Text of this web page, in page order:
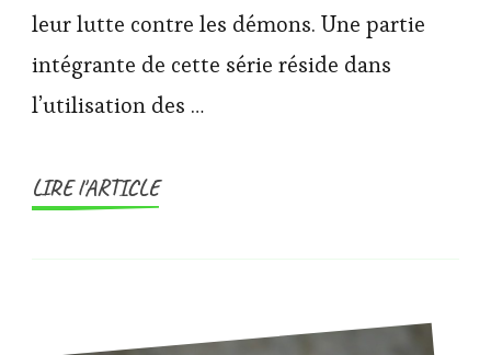
leur lutte contre les démons. Une partie
intégrante de cette série réside dans
l’utilisation des …
LIRE l'ARTICLE